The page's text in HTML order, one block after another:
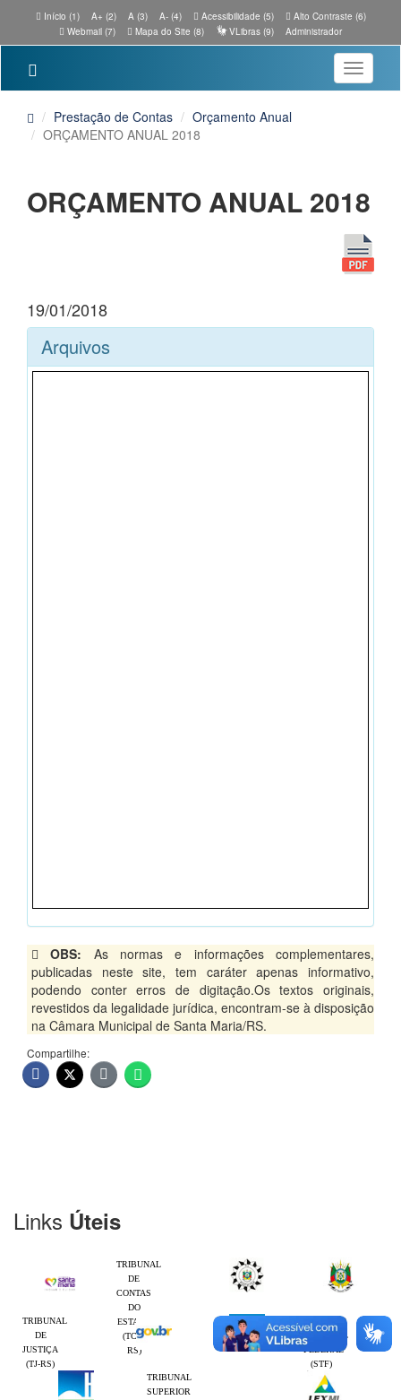
Início (1) A+ (2) A (3) A- (4) Acessibilidade (5)
Alto Contraste (6)
Webmail (7)
Mapa do Site (8) VLibras (9) Administrador
Toggle
Prestação de Contas
Orçamento Anual
ORÇAMENTO ANUAL 2018
ORÇAMENTO ANUAL 2018
19/01/2018
Arquivos
OBS: As normas e informações complementares,
publicadas neste site, tem caráter apenas informativo,
podendo conter erros de digitação.Os textos originais,
revestidos da legalidade jurídica, encontram-se à disposição
na Câmara Municipal de Santa Maria/RS.
Compartilhe:
Links Úteis
TRIBUNAL
DE
CONTAS
DO
ESTADO
(TCE-
RS)
TRIBUNAL
DE
JUSTIÇA
(TJ-RS)
SUPREMO
TRIBUNAL
FEDERAL
(STF)
TRIBUNAL
SUPERIOR